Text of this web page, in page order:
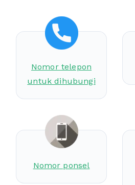
Nomor telepon
untuk dihubungi
Nomor ponsel